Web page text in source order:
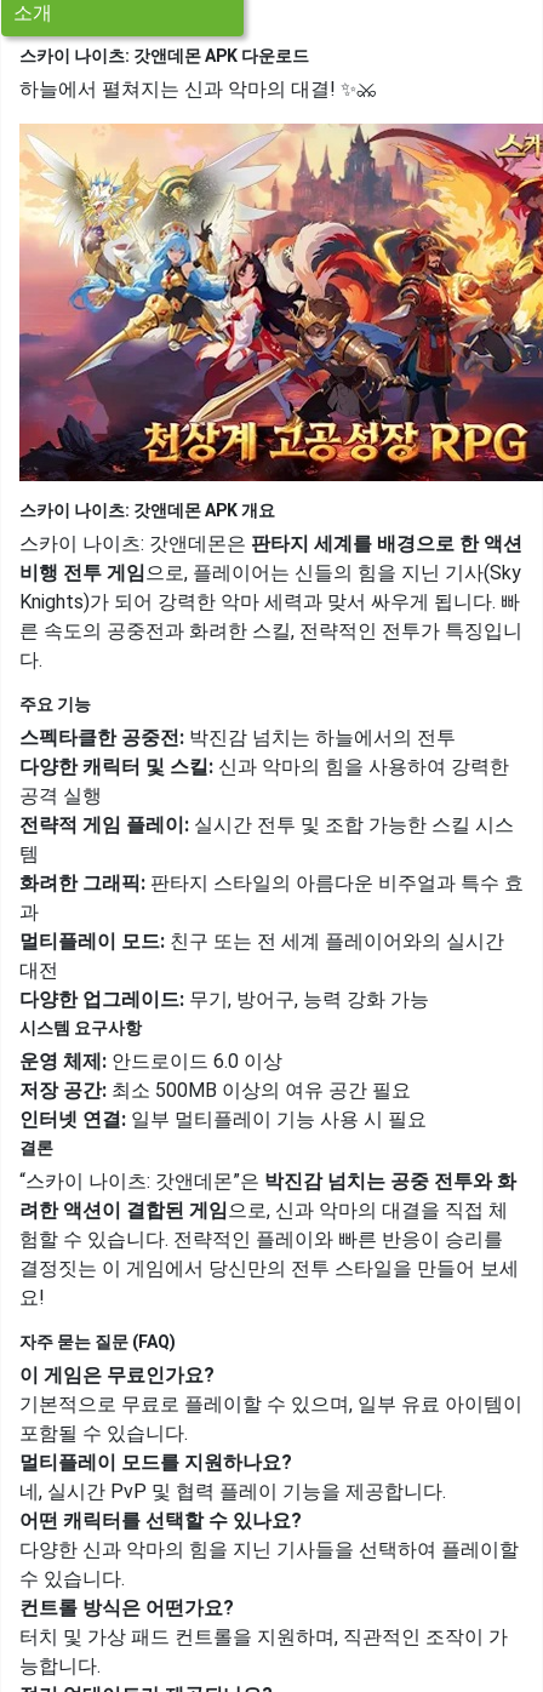
소개
스카이 나이츠: 갓앤데몬 APK 다운로드
하늘에서 펼쳐지는 신과 악마의 대결! ✨⚔️
스카이 나이츠: 갓앤데몬 APK 개요
스카이 나이츠: 갓앤데몬은 판타지 세계를 배경으로 한 액션
비행 전투 게임으로, 플레이어는 신들의 힘을 지닌 기사(Sky
Knights)가 되어 강력한 악마 세력과 맞서 싸우게 됩니다. 빠
른 속도의 공중전과 화려한 스킬, 전략적인 전투가 특징입니
다.
주요 기능
스펙타클한 공중전: 박진감 넘치는 하늘에서의 전투
다양한 캐릭터 및 스킬: 신과 악마의 힘을 사용하여 강력한
공격 실행
전략적 게임 플레이: 실시간 전투 및 조합 가능한 스킬 시스
템
화려한 그래픽: 판타지 스타일의 아름다운 비주얼과 특수 효
과
멀티플레이 모드: 친구 또는 전 세계 플레이어와의 실시간
대전
다양한 업그레이드: 무기, 방어구, 능력 강화 가능
시스템 요구사항
운영 체제: 안드로이드 6.0 이상
저장 공간: 최소 500MB 이상의 여유 공간 필요
인터넷 연결: 일부 멀티플레이 기능 사용 시 필요
결론
“스카이 나이츠: 갓앤데몬”은 박진감 넘치는 공중 전투와 화
려한 액션이 결합된 게임으로, 신과 악마의 대결을 직접 체
험할 수 있습니다. 전략적인 플레이와 빠른 반응이 승리를
결정짓는 이 게임에서 당신만의 전투 스타일을 만들어 보세
요!
자주 묻는 질문 (FAQ)
이 게임은 무료인가요?
기본적으로 무료로 플레이할 수 있으며, 일부 유료 아이템이
포함될 수 있습니다.
멀티플레이 모드를 지원하나요?
네, 실시간 PvP 및 협력 플레이 기능을 제공합니다.
어떤 캐릭터를 선택할 수 있나요?
다양한 신과 악마의 힘을 지닌 기사들을 선택하여 플레이할
수 있습니다.
컨트롤 방식은 어떤가요?
터치 및 가상 패드 컨트롤을 지원하며, 직관적인 조작이 가
능합니다.